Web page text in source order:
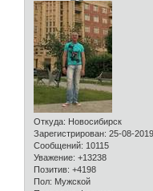
Откуда: Новосибирск
Зарегистрирован: 25-08-2019
Сообщений: 10115
Уважение: +13238
Позитив: +4198
Пол: Мужской